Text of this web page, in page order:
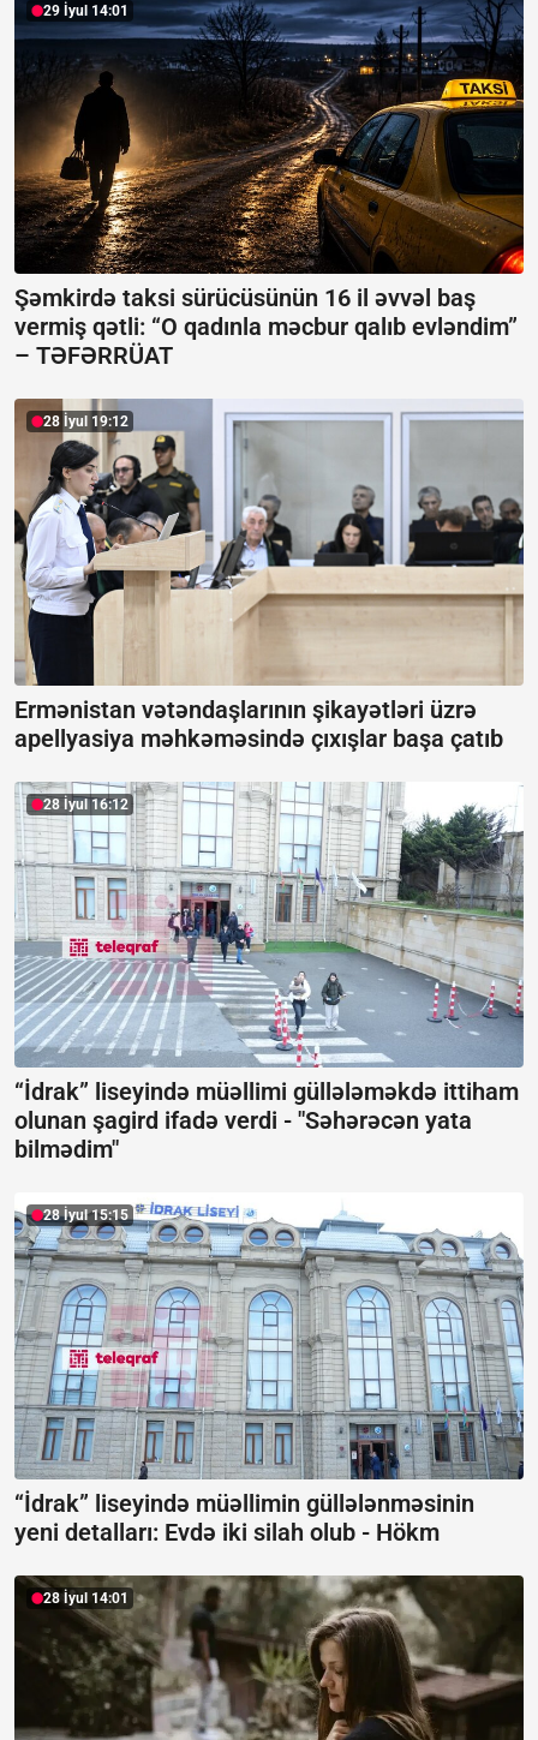
29 İyul 14:01
Şəmkirdə taksi sürücüsünün 16 il əvvəl baş
vermiş qətli: “O qadınla məcbur qalıb evləndim”
– TƏFƏRRÜAT
28 İyul 19:12
Ermənistan vətəndaşlarının şikayətləri üzrə
apellyasiya məhkəməsində çıxışlar başa çatıb
28 İyul 16:12
“İdrak” liseyində müəllimi güllələməkdə ittiham
olunan şagird ifadə verdi - "Səhərəcən yata
bilmədim"
28 İyul 15:15
“İdrak” liseyində müəllimin güllələnməsinin
yeni detalları: Evdə iki silah olub - Hökm
28 İyul 14:01